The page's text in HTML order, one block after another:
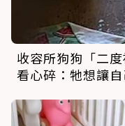
收容所狗狗「二
看心碎：牠想讓